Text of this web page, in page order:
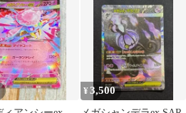
ト キラ…
¥3,500